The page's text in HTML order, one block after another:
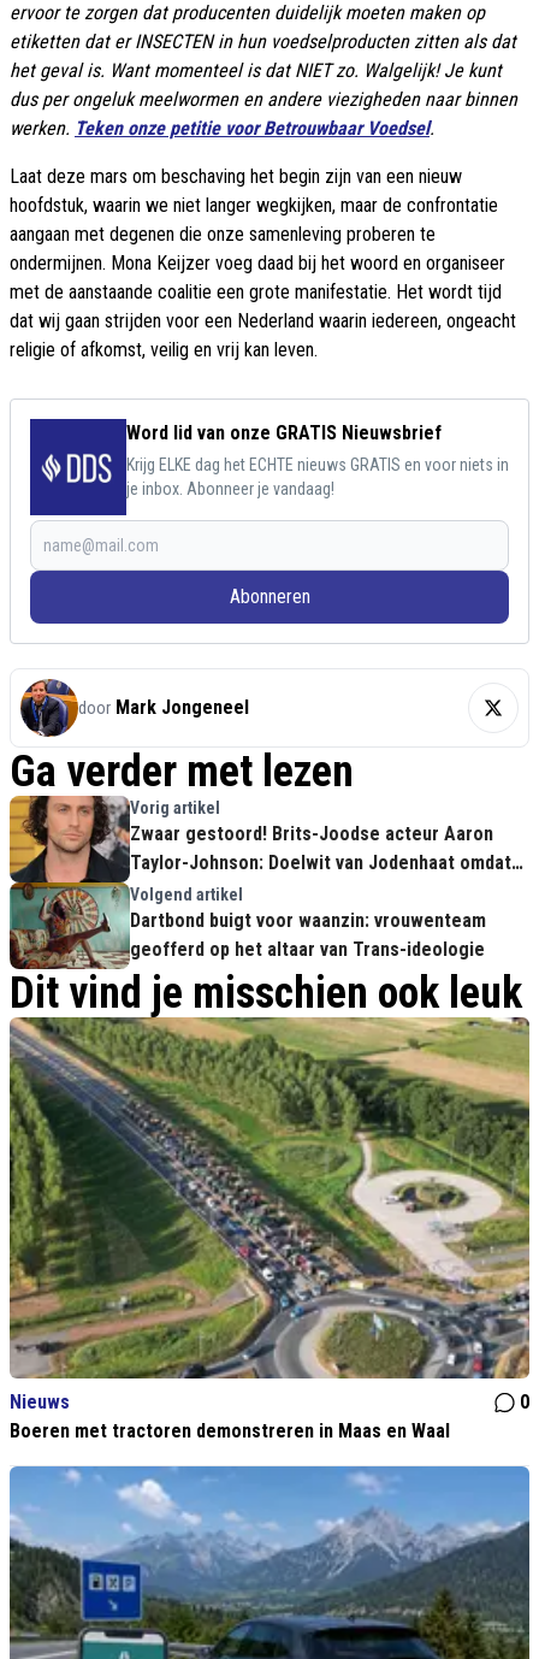
ervoor te zorgen dat producenten duidelijk moeten maken op
etiketten dat er INSECTEN in hun voedselproducten zitten als dat
het geval is. Want momenteel is dat NIET zo. Walgelijk! Je kunt
dus per ongeluk meelwormen en andere viezigheden naar binnen
werken. Teken onze petitie voor Betrouwbaar Voedsel.
Laat deze mars om beschaving het begin zijn van een nieuw
hoofdstuk, waarin we niet langer wegkijken, maar de confrontatie
aangaan met degenen die onze samenleving proberen te
ondermijnen. Mona Keijzer voeg daad bij het woord en organiseer
met de aanstaande coalitie een grote manifestatie. Het wordt tijd
dat wij gaan strijden voor een Nederland waarin iedereen, ongeacht
religie of afkomst, veilig en vrij kan leven.
Word lid van onze GRATIS Nieuwsbrief
Krijg ELKE dag het ECHTE nieuws GRATIS en voor niets in
je inbox. Abonneer je vandaag!
Abonneren
door Mark Jongeneel
Ga verder met lezen
Vorig artikel
Zwaar gestoord! Brits-Joodse acteur Aaron
Taylor-Johnson: Doelwit van Jodenhaat omdat
hij de nieuwe James Bond kan worden
Volgend artikel
Dartbond buigt voor waanzin: vrouwenteam
geofferd op het altaar van Trans-ideologie
Dit vind je misschien ook leuk
Nieuws
0
Boeren met tractoren demonstreren in Maas en Waal